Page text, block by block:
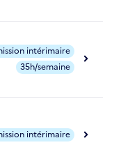
intérimaire
35h/semaine
intérimaire